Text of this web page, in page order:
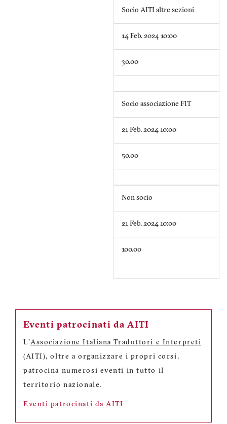
Socio AITI altre sezioni
14 Feb. 2024 10:00
30.00
Socio associazione FIT
21 Feb. 2024 10:00
50.00
Non socio
21 Feb. 2024 10:00
100.00
Eventi patrocinati da AITI
L'Associazione Italiana Traduttori e Interpreti
(AITI), oltre a organizzare i propri corsi,
patrocina numerosi eventi in tutto il
territorio nazionale.
Eventi patrocinati da AITI